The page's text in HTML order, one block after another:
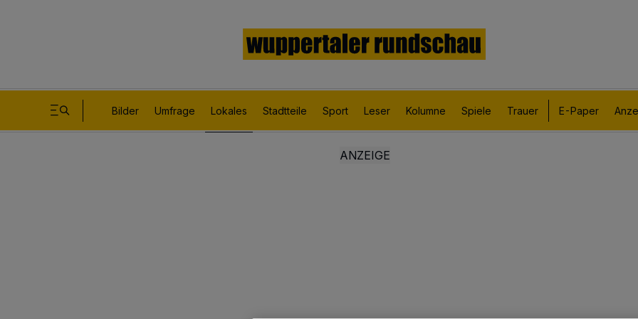
Bilder Umfrage Lokales Stadtteile Sport Leser Kolumne Spiele Trauer E-Paper